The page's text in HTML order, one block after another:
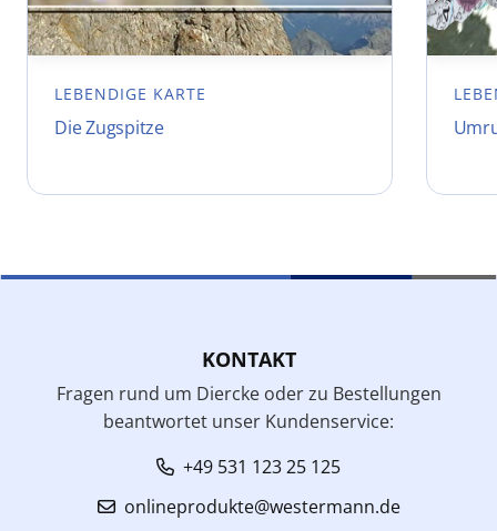
LEBENDIGE KARTE
Die Zugspitze
KONTAKT
Fragen rund um Diercke oder zu Bestellungen
beantwortet unser Kundenservice:
+49 531 123 25 125
onlineprodukte@westermann.de